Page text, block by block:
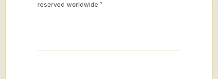
reserved worldwide.”